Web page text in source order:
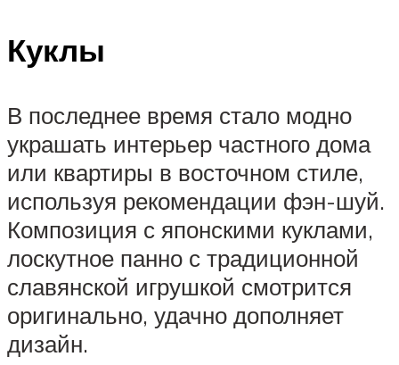
Куклы
В последнее время стало модно
украшать интерьер частного дома
или квартиры в восточном стиле,
используя рекомендации фэн-шуй.
Композиция с японскими куклами,
лоскутное панно с традиционной
славянской игрушкой смотрится
оригинально, удачно дополняет
дизайн.